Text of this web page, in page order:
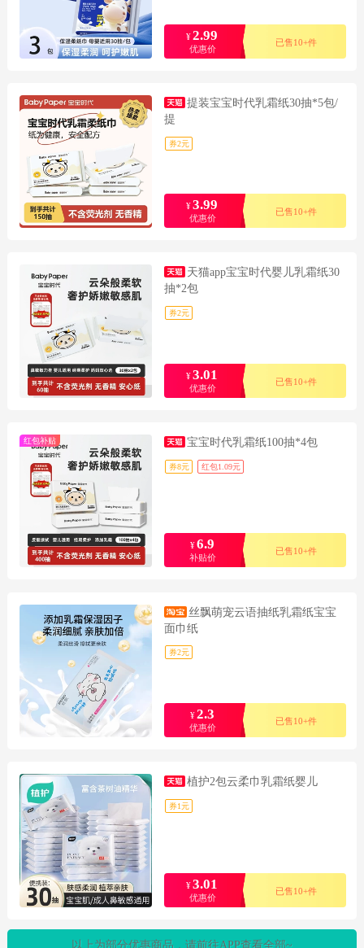
¥ 2.99
优惠价
已售10+件
提装宝宝时代乳霜纸30抽*5包/
提
券2元
¥ 3.99
优惠价
已售10+件
天猫app宝宝时代婴儿乳霜纸30
抽*2包
券2元
¥ 3.01
优惠价
已售10+件
红包补贴 宝宝时代乳霜纸100抽*4包
券8元 红包1.09元
¥6.9
补贴价
已售10+件
丝飘萌宠云语抽纸乳霜纸宝宝
面巾纸
券2元
¥2.3
优惠价
已售10+件
植护2包云柔巾乳霜纸婴儿
券1元
¥ 3.01
优惠价
已售10+件
以上为部分优惠商品，请前往APP查看全部~